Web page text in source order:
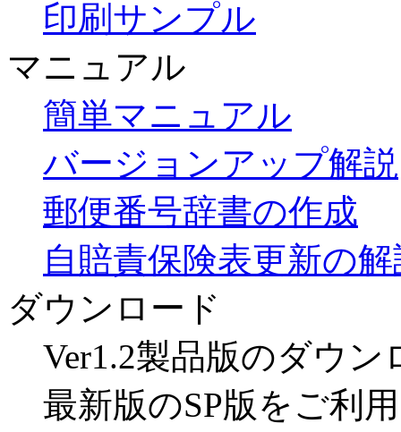
印刷サンプル
マニュアル
簡単マニュアル
バージョンアップ解説
郵便番号辞書の作成
自賠責保険表更新の解
ダウンロード
Ver1.2製品版のダウ
最新版のSP版をご利